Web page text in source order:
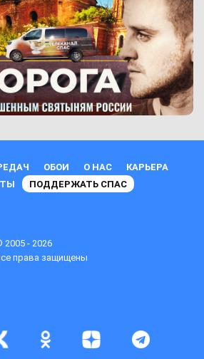
ОБОИ О НАС
КАРЬЕРА
ПОДДЕРЖАТЬ СПАС
2005 - 2026
права защищены